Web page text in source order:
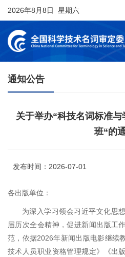
2026年8月8日 星期六
通知公告
关于举办“科技名词标准与
班“的
发布时间：2026-07-01
各出版单位：
为深入学习领会习近平文化思
届历次全会精神，促进新闻出版工
范，依据2026年新闻出版电影继续
技术人员职业资格管理规定》《出